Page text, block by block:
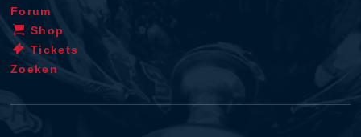
Forum
Shop
Tickets
Zoeken